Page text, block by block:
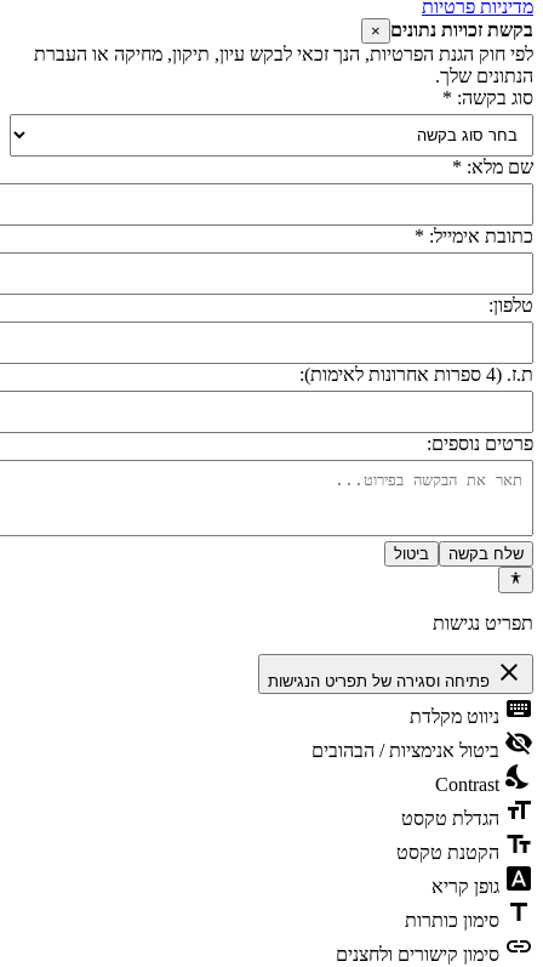
פרטיות
זכויות נתונים ×
חוק הגנת הפרטיות, הנך זכאי לבקש עיון, תיקון, מחיקה או העברת
שלך.
בקשה: *
מלא: *
אימייל: *
אחרונות לאימות):
נוספים:
שלח בקשה ביטול
נגישות
close פתיחה וסגירה של תפריט הנגישות
ניווט מקלדת
ביטול אנימציות / הבהובים
Contrast
הגדלת טקסט
הקטנת טקסט
גופן קריא
סימון כותרות
סימון קישורים ולחצנים